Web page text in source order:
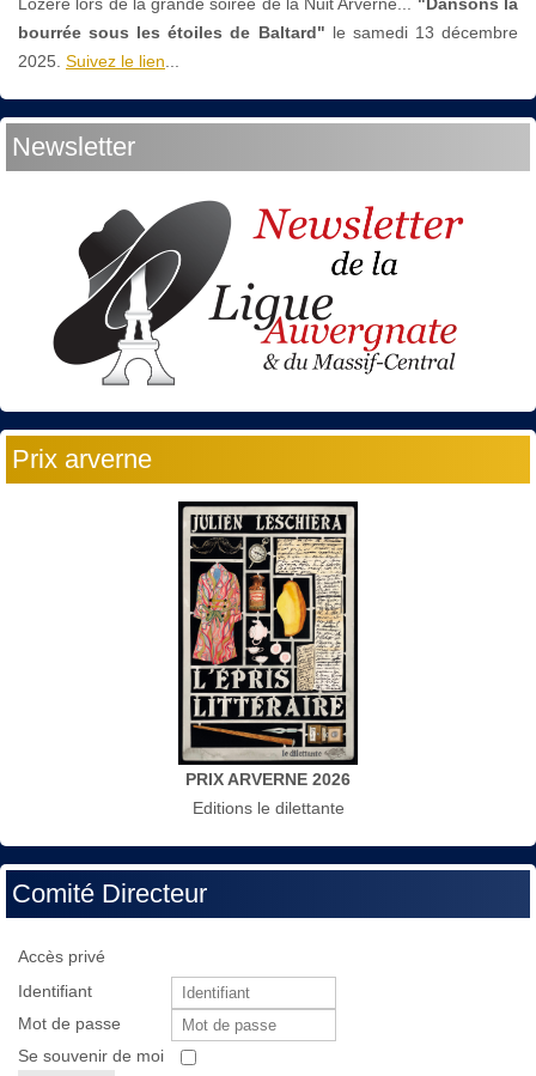
bourrée sous les étoiles de Baltard" le samedi 13 décembre
2025. Suivez le lien
Newsletter
Prix arverne
PRIX ARVERNE 2026
Editions le dilettante
Comité Directeur
Accès privé
Identifiant
Mot de passe
Se souvenir de moi